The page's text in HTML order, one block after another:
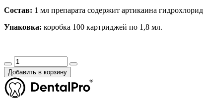
Состав: 1 мл препарата содержит артикаина
Упаковка: коробка 100 картриджей по 1,8 мл.
Добавить в корзину